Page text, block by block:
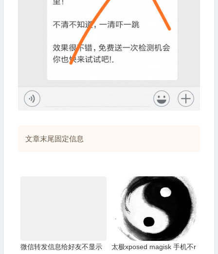
文章末尾固定信息
微信转发信息给好友不显示
太极xposed magisk 手机不r